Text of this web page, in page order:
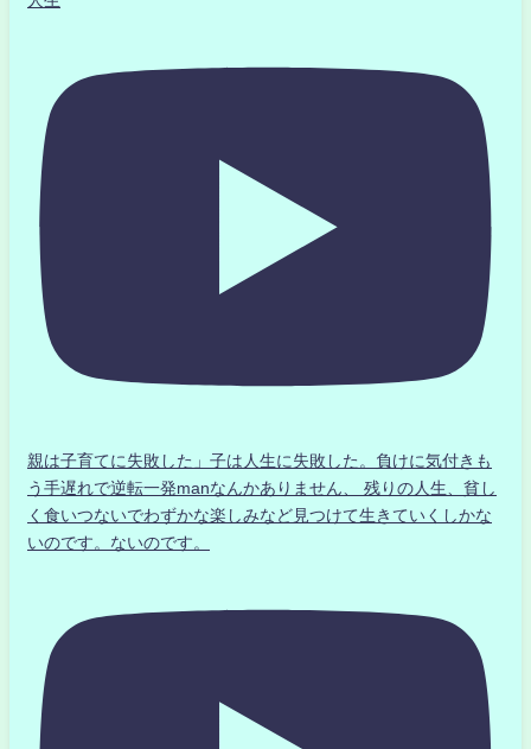
親は子育てに失敗した」子は人生に失敗した。負けに気付きも
う手遅れで逆転一発manなんかありません、 残りの人生、貧し
く食いつないでわずかな楽しみなど見つけて生きていくしかな
いのです。ないのです。